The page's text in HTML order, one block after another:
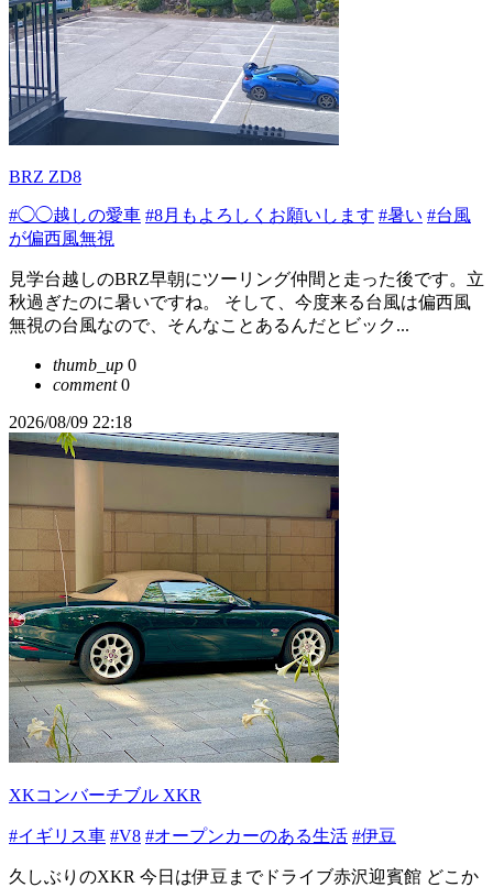
BRZ ZD8
#◯◯越しの愛車 #8月もよろしくお願いします #暑い #台風
が偏西風無視
見学台越しのBRZ早朝にツーリング仲間と走った後です。立
秋過ぎたのに暑いですね。 そして、今度来る台風は偏西風
無視の台風なので、そんなことあるんだとビック...
thumb_up 0
comment0
2026/08/09 22:18
XKコンバーチブル XKR
#イギリス車 #V8 #オープンカーのある生活 #伊豆
久しぶりのXKR 今日は伊豆までドライブ赤沢迎賓館 どこか